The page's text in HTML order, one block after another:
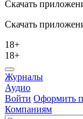
Скачать
Скачать
18+
18+
Журналы
Аудио
Войти Оформить
Компаниям